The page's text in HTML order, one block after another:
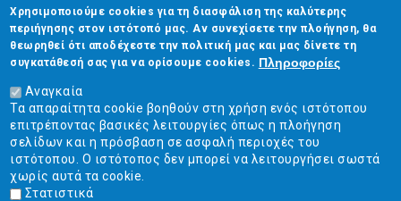
CAPTCHA
This
question is
for testing
whether or
not you are a
human visitor
and to
prevent
automated
spam
submissions.
Επικοινωνία
Στουρνάρη 17, Αθήνα 10683
2103304444
info@ekpizo.gr
www.ekpizo.gr
Χρησιμοποιούμε cookies για τη διασφάλιση της καλύτερης
περιήγησης στον ιστότοπό μας. Αν συνεχίσετε την πλοήγηση, θα
θεωρηθεί ότι αποδέχεστε την πολιτική μας και μας δίνετε τη
συγκατάθεσή σας για να ορίσουμε cookies. Πληροφορίες
Αναγκαία
Τα απαραίτητα cookie βοηθούν στη χρήση ενός ιστότοπου
επιτρέποντας βασικές λειτουργίες όπως η πλοήγηση
σελίδων και η πρόσβαση σε ασφαλή περιοχές του
ιστότοπου. Ο ιστότοπος δεν μπορεί να λειτουργήσει σωστά
χωρίς αυτά τα cookie.
Στατιστικά